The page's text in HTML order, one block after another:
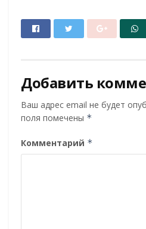
Добавить
Ваш адрес email не будет
поля помечены *
Комментарий *